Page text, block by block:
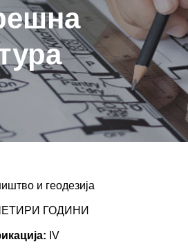
и геодезија
ГОДИНИ
IV